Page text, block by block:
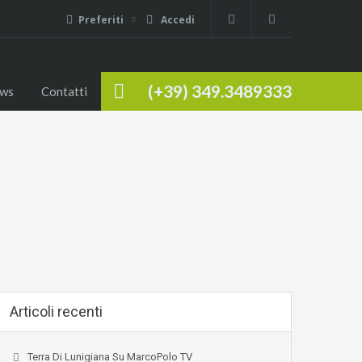
Preferiti Accedi
(+39) 349.3489333
Contatti
Articoli recenti
Terra Di Lunigiana Su MarcoPolo TV